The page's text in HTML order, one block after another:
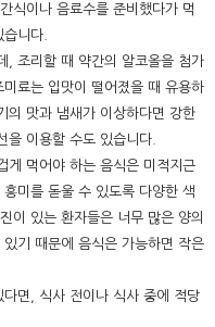
식이나 음료수를 준비했다가 먹
니다.
, 조리할 때 약간의 알코올을 첨가
료는 입맛이 떨어졌을 때 유용하
의 맛과 냄새가 이상하다면 강한
을 이용할 수도 있습니다.
게 먹어야 하는 음식은 미적지근
미를 돋울 수 있도록 다양한 색
이 있는 환자들은 너무 많은 양의
기 때문에 음식은 가능하면 작은
면, 식사 전이나 식사 중에 적당